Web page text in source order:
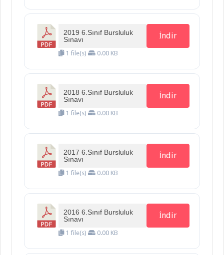
2019 6.Sınıf Bursluluk
Sınavı
1 file(s) 0.00 KB
İndir
2018 6.Sınıf Bursluluk
Sınavı
1 file(s) 0.00 KB
İndir
2017 6.Sınıf Bursluluk
Sınavı
1 file(s) 0.00 KB
İndir
2016 6.Sınıf Bursluluk
Sınavı
1 file(s) 0.00 KB
İndir